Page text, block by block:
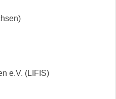
e.V. (LIFIS)